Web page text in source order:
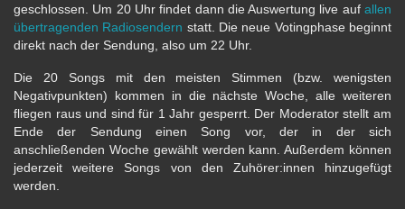
geschlossen. Um 20 Uhr findet dann die Auswertung live auf allen
übertragenden Radiosendern statt. Die neue Votingphase beginnt
direkt nach der Sendung, also um 22 Uhr.
Die 20 Songs mit den meisten Stimmen (bzw. wenigsten
Negativpunkten) kommen in die nächste Woche, alle weiteren
fliegen raus und sind für 1 Jahr gesperrt. Der Moderator stellt am
Ende der Sendung einen Song vor, der in der sich
anschließenden Woche gewählt werden kann. Außerdem können
jederzeit weitere Songs von den Zuhörer:innen hinzugefügt
werden.